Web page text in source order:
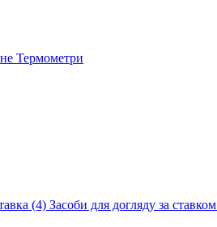
Термометри
(4) Засоби для догляду за ставком